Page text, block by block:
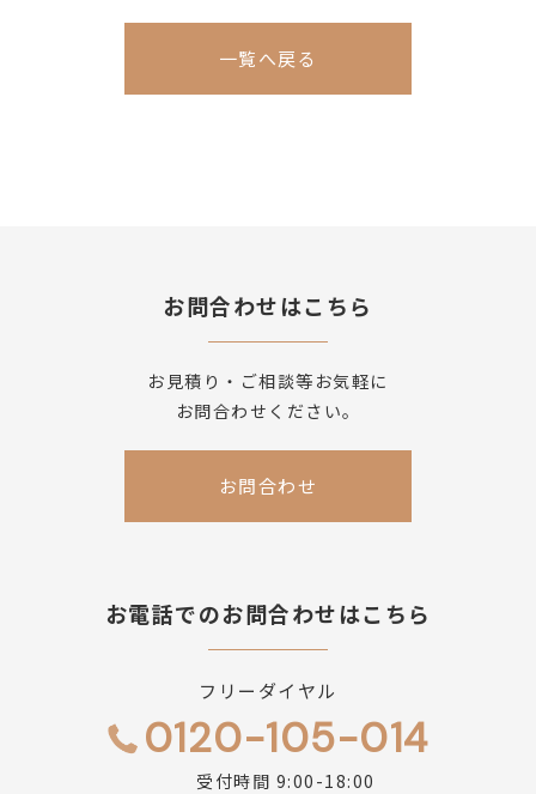
一覧へ戻る
お問合わせはこちら
お見積り・ご相談等お気軽に
お問合わせください。
お問合わせ
お電話でのお問合わせはこちら
フリーダイヤル
0120-105-014
受付時間 9:00-18:00